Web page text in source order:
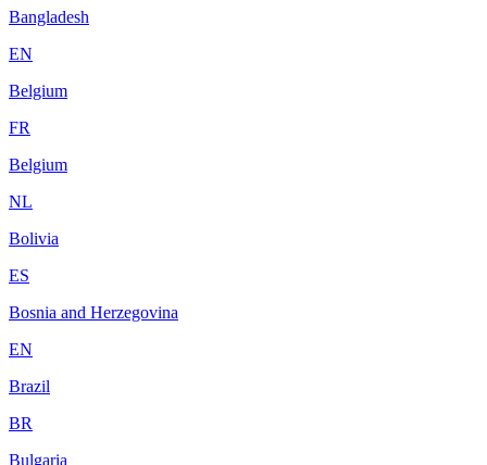
Bangladesh
EN
Belgium
FR
Belgium
NL
Bolivia
ES
Bosnia and Herzegovina
EN
Brazil
BR
Bulgaria